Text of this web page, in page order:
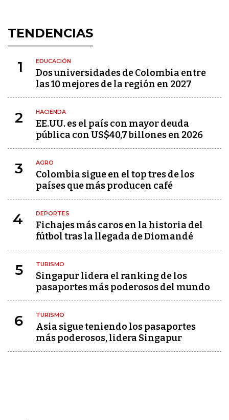
TENDENCIAS
1 EDUCACIÓN
Dos universidades de Colombia entre
las 10 mejores de la región en 2027
2 HACIENDA
EE.UU. es el país con mayor deuda
pública con US$40,7 billones en 2026
3 AGRO
Colombia sigue en el top tres de los
países que más producen café
4 DEPORTES
Fichajes más caros en la historia del
fútbol tras la llegada de Diomandé
5 TURISMO
Singapur lidera el ranking de los
pasaportes más poderosos del mundo
6 TURISMO
Asia sigue teniendo los pasaportes
más poderosos, lidera Singapur